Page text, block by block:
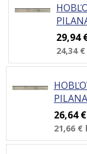
29,94
24,34 €
PILANA
26,64 €
21,66 €